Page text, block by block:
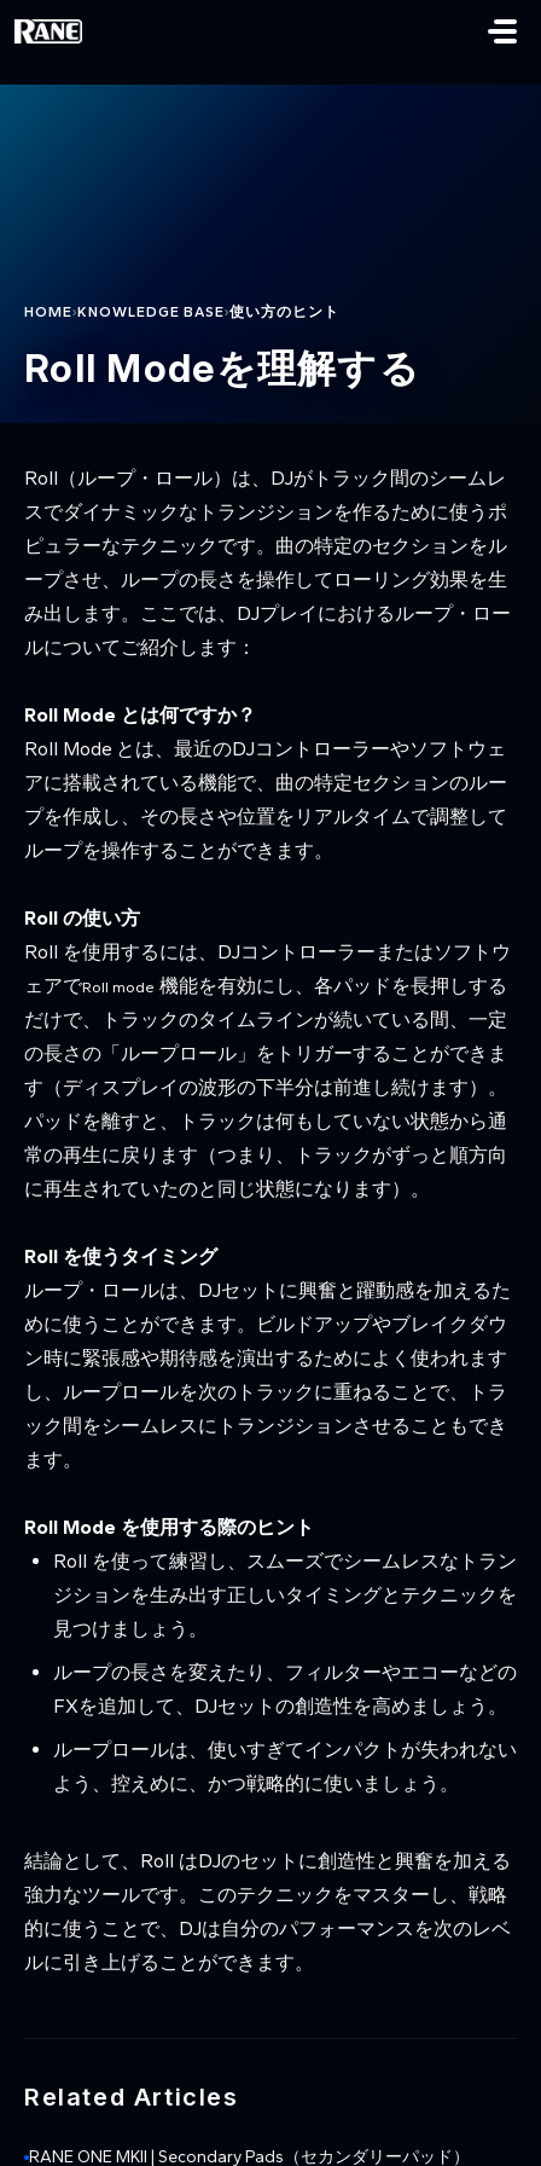
HOME›KNOWLEDGE BASE›使い方のヒント
Roll Modeを理解する
Roll（ループ・ロール）は、DJがトラック間のシームレ
スでダイナミックなトランジションを作るために使うポ
ピュラーなテクニックです。曲の特定のセクションをル
ープさせ、ループの長さを操作してローリング効果を生
み出します。ここでは、DJプレイにおけるループ・ロー
ルについてご紹介します：
Roll Mode とは何ですか？
Roll Mode とは、最近のDJコントローラーやソフトウェ
アに搭載されている機能で、曲の特定セクションのルー
プを作成し、その長さや位置をリアルタイムで調整して
ループを操作することができます。
Roll の使い方
Roll を使用するには、DJコントローラーまたはソフトウ
ェアでRoll mode 機能を有効にし、各パッドを長押しする
だけで、トラックのタイムラインが続いている間、一定
の長さの「ループロール」をトリガーすることができま
す（ディスプレイの波形の下半分は前進し続けます）。
パッドを離すと、トラックは何もしていない状態から通
常の再生に戻ります（つまり、トラックがずっと順方向
に再生されていたのと同じ状態になります）。
Roll を使うタイミング
ループ・ロールは、DJセットに興奮と躍動感を加えるた
めに使うことができます。ビルドアップやブレイクダウ
ン時に緊張感や期待感を演出するためによく使われます
し、ループロールを次のトラックに重ねることで、トラ
ック間をシームレスにトランジションさせることもでき
ます。
Roll Mode を使用する際のヒント
Roll を使って練習し、スムーズでシームレスなトラン
ジションを生み出す正しいタイミングとテクニックを
見つけましょう。
ループの長さを変えたり、フィルターやエコーなどの
FXを追加して、DJセットの創造性を高めましょう。
ループロールは、使いすぎてインパクトが失われない
よう、控えめに、かつ戦略的に使いましょう。
結論として、Roll はDJのセットに創造性と興奮を加える
強力なツールです。このテクニックをマスターし、戦略
的に使うことで、DJは自分のパフォーマンスを次のレベ
ルに引き上げることができます。
Related Articles
RANE ONE MKII | Secondary Pads（セカンダリーパッド）